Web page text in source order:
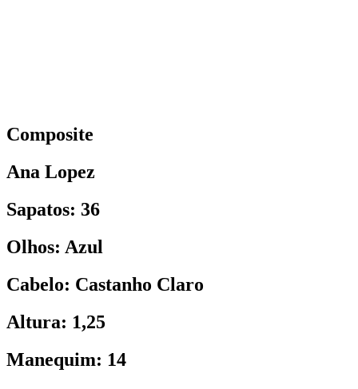
Composite
Ana Lopez
Sapatos: 36
Olhos: Azul
Cabelo: Castanho Claro
Altura: 1,25
Manequim: 14